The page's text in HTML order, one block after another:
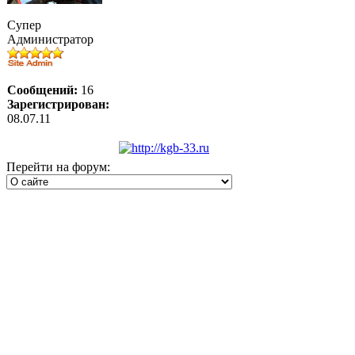
Супер
Администратор
Сообщений: 16
Зарегистрирован:
08.07.11
Перейти на форум: